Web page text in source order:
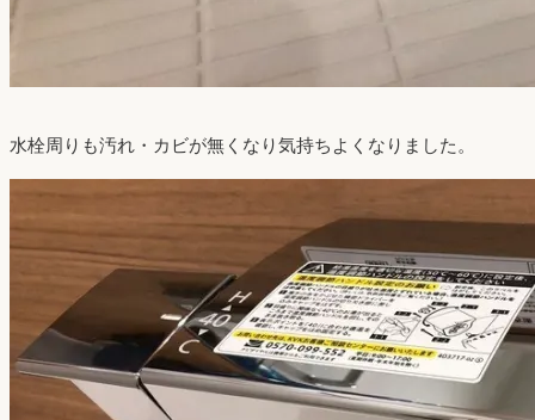
水栓周りも汚れ・カビが無くなり気持ちよくなりました。